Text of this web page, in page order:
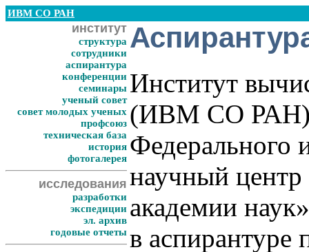
ИВМ СО РАН
институт
структура
сотрудники
аспирантура
конференции
семинары
ученый совет
совет молодых ученых
профсоюз
техническая база
история
фотогалерея
исследования
разработки
экспедиции
эл. архив
годовые отчеты
Институт
(ИВМ СО РАН)
Федерального
научный центр
академии
в